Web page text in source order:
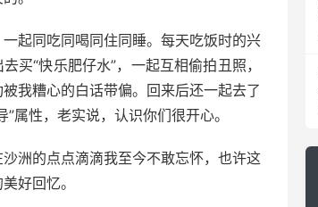
起同吃同喝同住同睡。每天吃饭时的兴
买“快乐肥仔水”，一起互相偷拍丑照，
我糟心的白话带偏。回来后还一起去了
属性，老实说，认识你们很开心。
洲的点点滴滴我至今不敢忘怀，也许这
好回忆。